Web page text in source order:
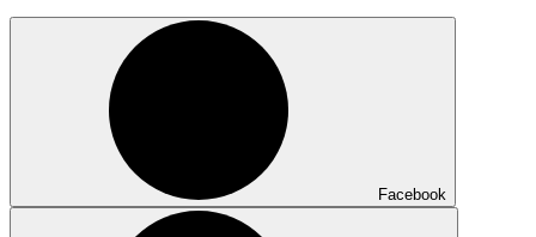
Facebook